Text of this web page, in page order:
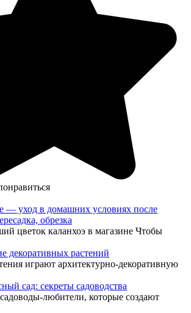
— уход в домашних условиях после
обрезка
цветок каланхоэ в магазине Чтобы
декоративных растений
играют архитектурно-декоративную
сад: секреты садоводства
любители, которые создают